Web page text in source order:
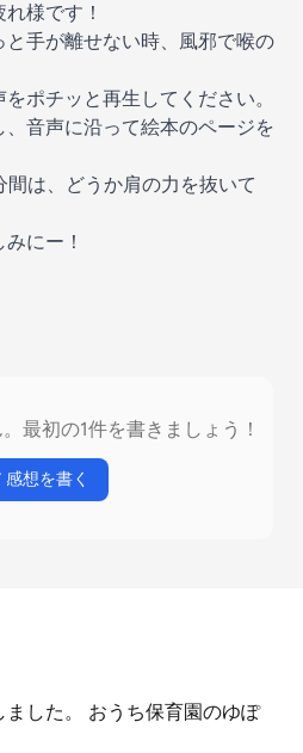
様です！
手が離せない時、風邪で喉の
ポチッと再生してください。
音声に沿って絵本のページを
は、どうか肩の力を抜いて
にー！
最初の1件を書きましょう！
感想を書く
した。 おうち保育園のゆぽ